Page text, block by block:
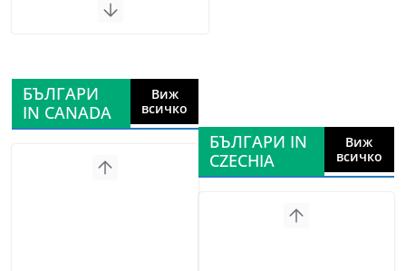
БЪЛГАРИ
IN CANADA
Виж
всичко
БЪЛГАРИ IN
CZECHIA
Виж
всичко